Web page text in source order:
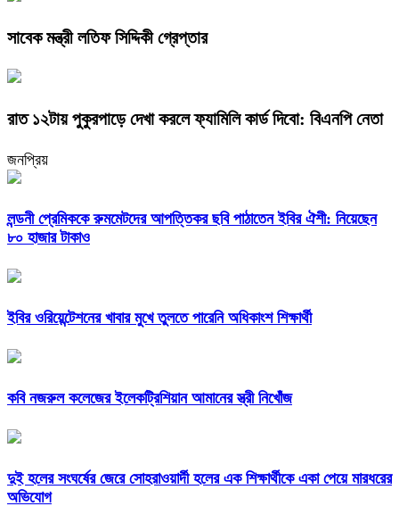
সাবেক মন্ত্রী লতিফ সিদ্দিকী গ্রেপ্তার
রাত ১২টায় পুকুরপাড়ে দেখা করলে ফ্যামিলি কার্ড দিবো: বিএনপি নেতা
জনপ্রিয়
লন্ডনী প্রেমিককে রুমমেটদের আপত্তিকর ছবি পাঠাতেন ইবির ঐশী: নিয়েছেন
৮০ হাজার টাকাও
ইবির ওরিয়েন্টেশনের খাবার মুখে তুলতে পারেনি অধিকাংশ শিক্ষার্থী
কবি নজরুল কলেজের ইলেকট্রিশিয়ান আমানের স্ত্রী নিখোঁজ
দুই হলের সংঘর্ষের জেরে সোহরাওয়ার্দী হলের এক শিক্ষার্থীকে একা পেয়ে মারধরের
অভিযোগ